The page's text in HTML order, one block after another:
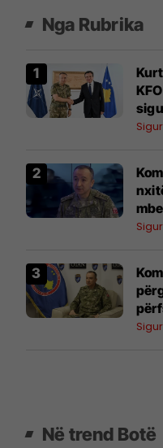
Nga Rubrika
në
Në trend Botë